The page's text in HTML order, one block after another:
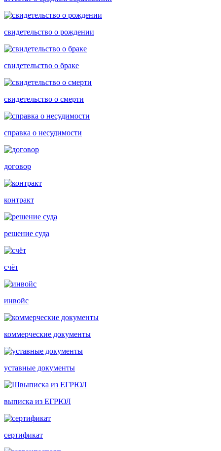
свидетельство о рождении
свидетельство о браке
свидетельство о смерти
справка о несудимости
договор
контракт
решение суда
счёт
инвойс
коммерческие документы
уставные документы
выписка из ЕГРЮЛ
сертификат